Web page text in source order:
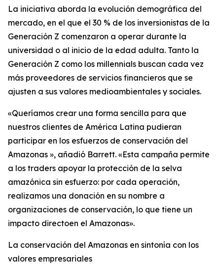
La iniciativa aborda la evolución demográfica del
mercado, en el que el 30 % de los inversionistas de la
Generación Z comenzaron a operar durante la
universidad o al inicio de la edad adulta. Tanto la
Generación Z como los millennials buscan cada vez
más proveedores de servicios financieros que se
ajusten a sus valores medioambientales y sociales.
«Queríamos crear una forma sencilla para que
nuestros clientes de América Latina pudieran
participar en los esfuerzos de conservación del
Amazonas », añadió Barrett. «Esta campaña permite
a los traders apoyar la protección de la selva
amazónica sin esfuerzo: por cada operación,
realizamos una donación en su nombre a
organizaciones de conservación, lo que tiene un
impacto directoen el Amazonas».
La conservación del Amazonas en sintonía con los
valores empresariales